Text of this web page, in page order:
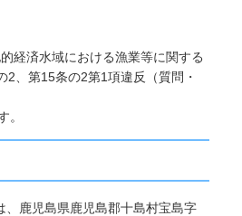
経済水域における漁業等に関する
、第15条の2第1項違反（質問・
。
、鹿児島県鹿児島郡十島村宝島字